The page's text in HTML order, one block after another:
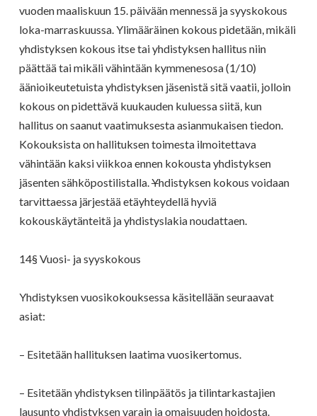
vuoden maaliskuun 15. päivään mennessä ja syyskokous
loka-marraskuussa. Ylimääräinen kokous pidetään, mikäli
yhdistyksen kokous itse tai yhdistyksen hallitus niin
päättää tai mikäli vähintään kymmenesosa (1/10)
äänioikeutetuista yhdistyksen jäsenistä sitä vaatii, jolloin
kokous on pidettävä kuukauden kuluessa siitä, kun
hallitus on saanut vaatimuksesta asianmukaisen tiedon.
Kokouksista on hallituksen toimesta ilmoitettava
vähintään kaksi viikkoa ennen kokousta yhdistyksen
jäsenten sähköpostilistalla.Yhdistyksen kokous voidaan
tarvittaessa järjestää etäyhteydellä hyviä
kokouskäytänteitä ja yhdistyslakia noudattaen.
14§ Vuosi- ja syyskokous
Yhdistyksen vuosikokouksessa käsitellään seuraavat
asiat:
– Esitetään hallituksen laatima vuosikertomus.
– Esitetään yhdistyksen tilinpäätös ja tilintarkastajien
lausunto yhdistyksen varain ja omaisuuden hoidosta.